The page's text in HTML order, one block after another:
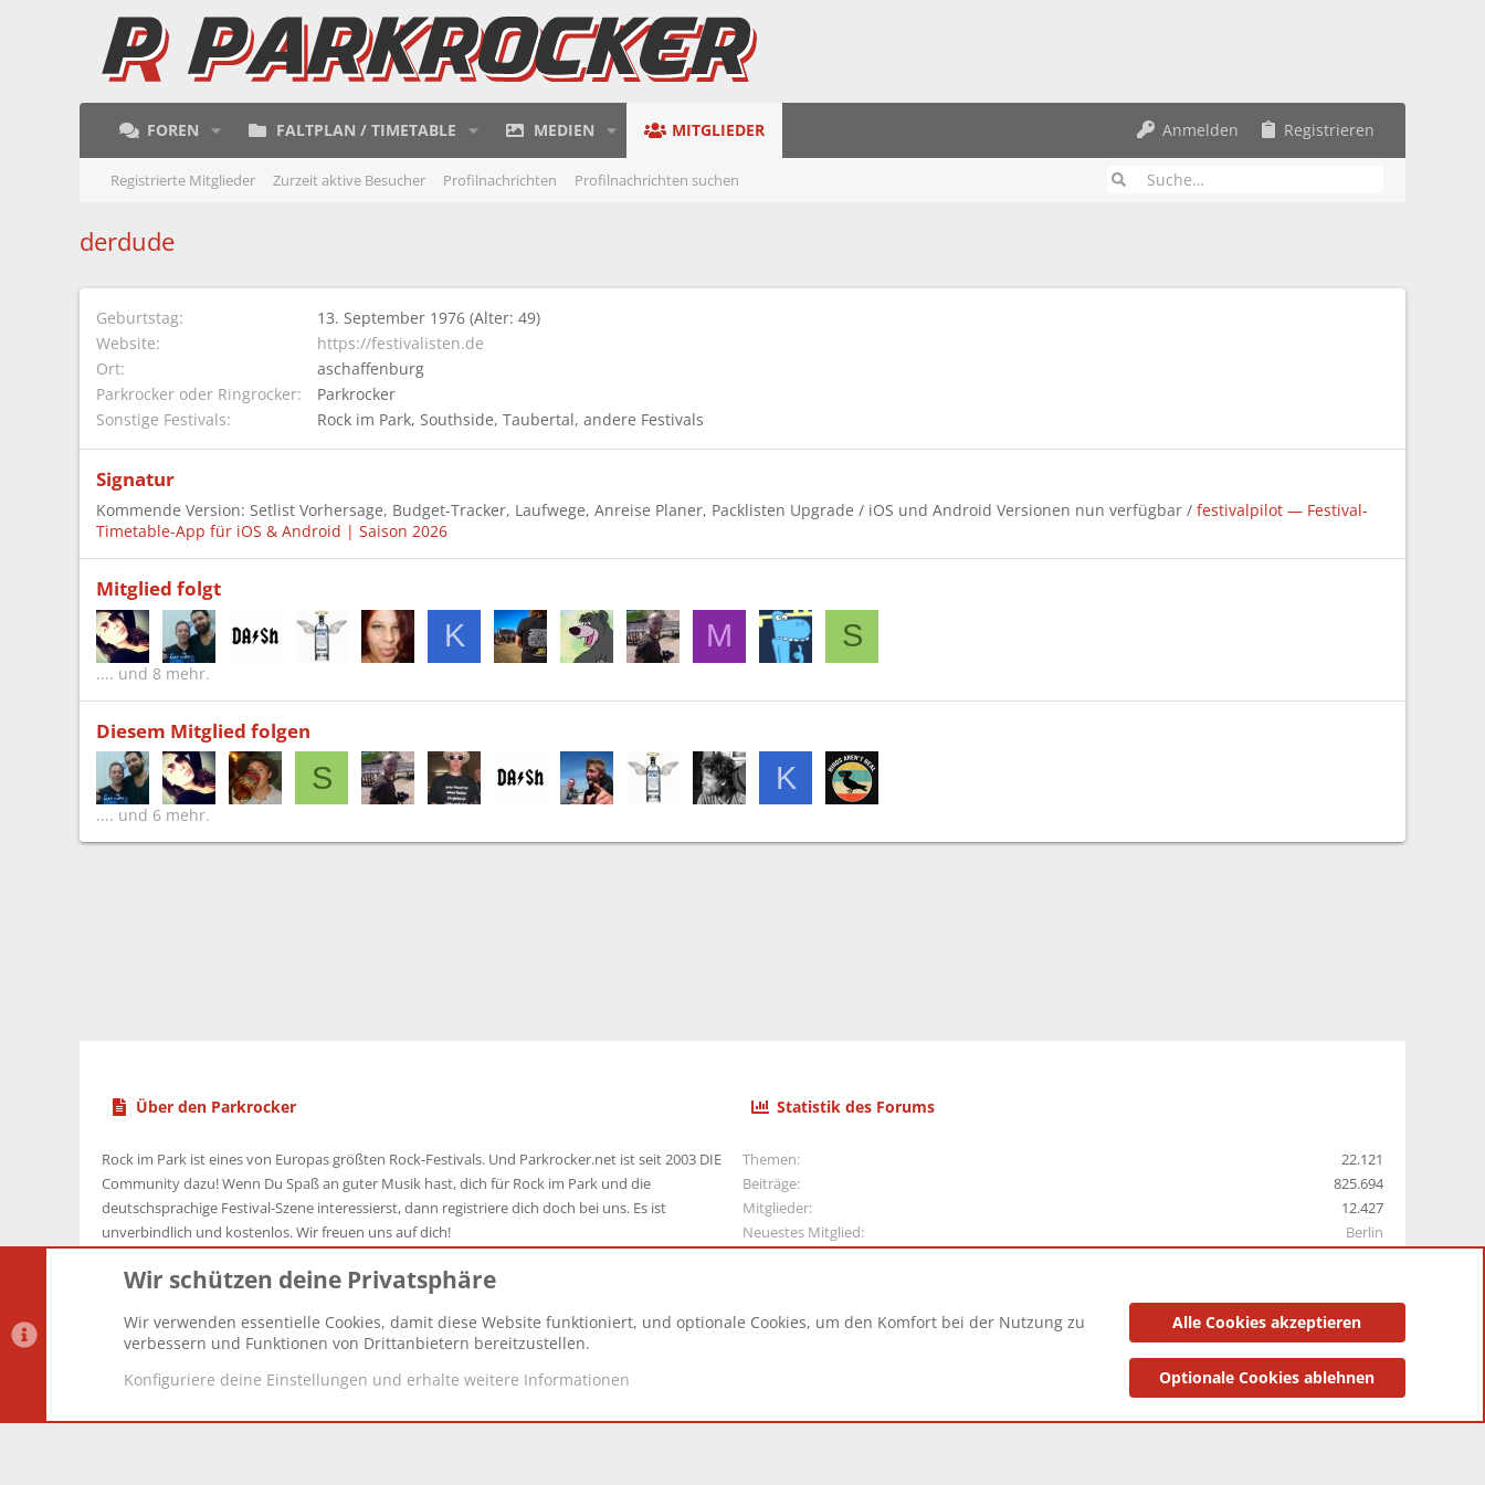
FOREN FALTPLAN / TIMETABLE MEDIEN MITGLIEDER Anmelden Registrieren
Registrierte Mitglieder Zurzeit aktive Besucher Profilnachrichten Profilnachrichten suchen
derdude
Geburtstag
13. September 1976 (Alter: 49)
Website
https://festivalisten.de
Ort
aschaffenburg
Parkrocker oder Ringrocker
Parkrocker
Sonstige Festivals
Rock im Park Southside Taubertal andere Festivals
Signatur
Kommende Version: Setlist Vorhersage, Budget-Tracker, Laufwege, Anreise Planer, Packlisten Upgrade / iOS und Android Versionen nun verfügbar / festivalpilot — Festival-
Timetable-App für iOS & Android | Saison 2026
Mitglied folgt
K M S
.... und 8 mehr.
Diesem Mitglied folgen
S K
.... und 6 mehr.
Über den Parkrocker
Rock im Park ist eines von Europas größten Rock-Festivals. Und Parkrocker.net ist seit 2003 DIE
Community dazu! Wenn Du Spaß an guter Musik hast, dich für Rock im Park und die
deutschsprachige Festival-Szene interessierst, dann registriere dich doch bei uns. Es ist
unverbindlich und kostenlos. Wir freuen uns auf dich!
Statistik des Forums
Themen
22.121
Beiträge
825.694
Mitglieder
12.427
Neuestes Mitglied
Berlin
Datenschutz-Einstellungen PR Light Deutsch [Du] Datenschutzerklärung Impressum
Wir schützen deine Privatsphäre
Wir verwenden essentielle Cookies, damit diese Website funktioniert, und optionale Cookies, um den Komfort bei der Nutzung zu
verbessern und Funktionen von Drittanbietern bereitzustellen.
Konfiguriere deine Einstellungen und erhalte weitere Informationen
Alle Cookies akzeptieren
Optionale Cookies ablehnen